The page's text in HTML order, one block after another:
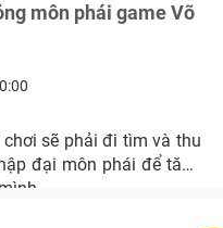
môn phái game Võ
sẽ phải đi tìm và thu
đại môn phái để tăng